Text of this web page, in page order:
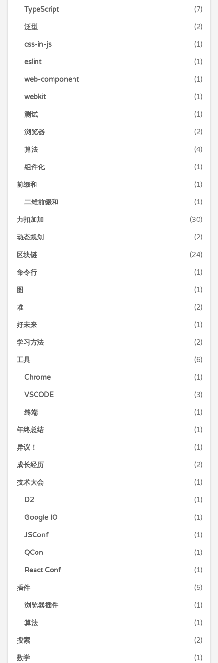
TypeScript (7)
泛型 (2)
css-in-js (1)
eslint (1)
web-component (1)
webkit (1)
测试 (1)
浏览器 (2)
算法 (4)
组件化 (1)
前缀和 (1)
二维前缀和 (1)
力扣加加 (30)
动态规划 (2)
区块链 (24)
命令行 (1)
图 (1)
堆 (2)
好未来 (1)
学习方法 (2)
工具 (6)
Chrome (1)
VSCODE (3)
终端 (1)
年终总结 (1)
异议！ (1)
成长经历 (2)
技术大会 (1)
D2 (1)
Google IO (1)
JSConf (1)
QCon (1)
React Conf (1)
插件 (5)
浏览器插件 (1)
算法 (1)
搜索 (2)
数学 (1)